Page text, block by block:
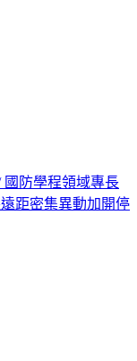
國防學程領域專長
遠距密集異動加開停